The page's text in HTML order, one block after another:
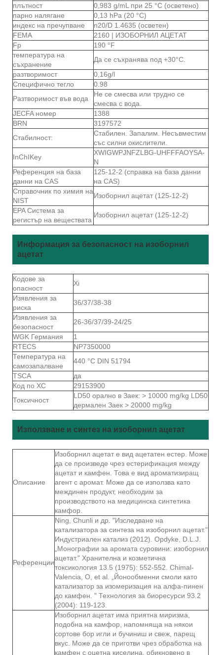
плътност
0,983 g/mL при 25 °C (осветено)
парно налягане
0,13 hPa (20 °C)
индекс на пречупване
n20/D 1.4635 (осветен)
FEMA
2160 | ИЗОБОРНИЛ АЦЕТАТ
Fp
190 °F
температура на
съхранение
Да се ​​съхранява под +30°C.
разтворимост
0,16g/l
Специфично тегло
0.98
Разтворимост във вода
Не се смесва или трудно се
смесва с вода.
JECFA номер
1388
BRN
3197572
Стабилност:
Стабилен. Запалим. Несъвместим
със силни окислители.
InChIKey
XWIGWPJNFZLBG-UHFFFAOYSA-
N
Референция на база
данни на CAS
125-12-2 (справка на база данни
на CAS)
Справочник по химия на
NIST
Изоборнил ацетат (125-12-2)
EPA Система за
регистър на веществата
Изоборнил ацетат (125-12-2)
Информация за безопасност на изоборнил
ацетат
Кодове за
опасност
Xi
Изявления за
риска
36/37/38-38
Изявления за
безопасност
26-36/37/39-24/25
WGK Германия
1
RTECS
NP7350000
Температура на
самозапалване
440 °C DIN 51794
TSCA
да
Код по ХС
29153900
Токсичност
LD50 орално в Заек: > 10000 mg/kg LD50
дермален Заек > 20000 mg/kg
Използване и синтез на изоборнил ацетат
Описание
Изоборнил ацетат е вид ацетатен естер. Може
да се произведе чрез естерификация между
ацетат и камфен. Това е вид ароматизиращ
агент с аромат. Може да се използва като
междинен продукт, необходим за
производството на медицинска синтетика
камфор.
Референции
Ning, Chunli и др. "Изследване на
катализатора за синтеза на изоборнил ацетат."
Индустриален катализ (2012). Opdyke, D.L.J.
„Монографии за аромата суровини: изоборнил
ацетат." Хранителна и козметична
токсикология 13.5 (1975): 552-552. Chimal-
Valencia, O, et al. „Йонообменни смоли като
катализатор за изомеризация на алфа-пинен
до камфен. " Технология за биоресурси 93.2
(2004): 119-123.
Изоборнил ацетат има приятна миризма,
подобна на камфор, напомняща на някои
сортове бор игли и бучиниш и свеж, парещ
вкус. Може да се приготви чрез обработка на
камфен с оцетна киселина, обикновено в